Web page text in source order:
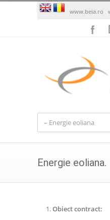
www.beia.ro
Energie eoliana.
Obiect contract: